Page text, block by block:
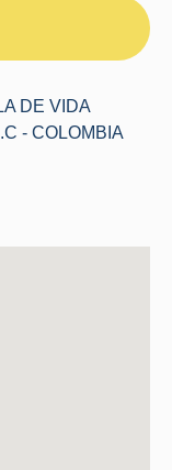
DE VIDA
- COLOMBIA